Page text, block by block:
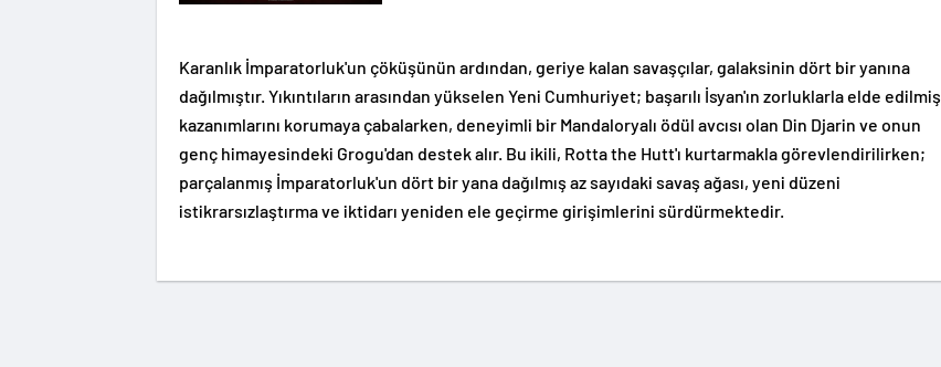
Karanlık İmparatorluk'un çöküşünün ardından, geriye kalan savaşçılar, galaksinin dört bir yanına
dağılmıştır. Yıkıntıların arasından yükselen Yeni Cumhuriyet; başarılı İsyan'ın zorluklarla elde edilmiş
kazanımlarını korumaya çabalarken, deneyimli bir Mandaloryalı ödül avcısı olan Din Djarin ve onun
genç himayesindeki Grogu'dan destek alır. Bu ikili, Rotta the Hutt'ı kurtarmakla görevlendirilirken;
parçalanmış İmparatorluk'un dört bir yana dağılmış az sayıdaki savaş ağası, yeni düzeni
istikrarsızlaştırma ve iktidarı yeniden ele geçirme girişimlerini sürdürmektedir.